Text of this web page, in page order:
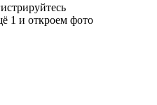
1 и откроем фото